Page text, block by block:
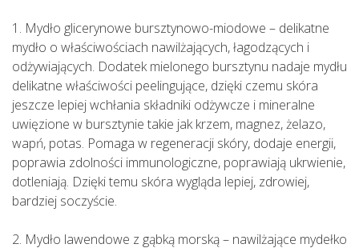
1. Mydło glicerynowe bursztynowo-miodowe – delikatne
mydło o właściwościach nawilżających, łagodzących i
odżywiających. Dodatek mielonego bursztynu nadaje mydłu
delikatne właściwości peelingujące, dzięki czemu skóra
jeszcze lepiej wchłania składniki odżywcze i mineralne
uwięzione w bursztynie takie jak krzem, magnez, żelazo,
wapń, potas. Pomaga w regeneracji skóry, dodaje energii,
poprawia zdolności immunologiczne, poprawiają ukrwienie,
dotleniają. Dzięki temu skóra wygląda lepiej, zdrowiej,
bardziej soczyście.
2. Mydło lawendowe z gąbką morską – nawilżające mydełko